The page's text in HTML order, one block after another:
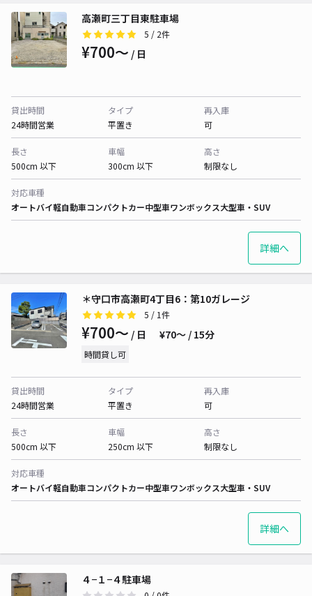
高瀬町三丁目東駐車場
5 / 2件
¥700〜 / 日
貸出時間
24時間営業
タイプ
平置き
再入庫
可
長さ
500cm 以下
車幅
300cm 以下
高さ
制限なし
対応車種
オートバイ軽自動車コンパクトカー中型車ワンボックス大型車・SUV
詳細へ
＊守口市高瀬町4丁目6：第10ガレージ
5 / 1件
¥700〜 / 日 ¥70〜 / 15分
時間貸し可
貸出時間
24時間営業
タイプ
平置き
再入庫
可
長さ
500cm 以下
車幅
250cm 以下
高さ
制限なし
対応車種
オートバイ軽自動車コンパクトカー中型車ワンボックス大型車・SUV
詳細へ
４−１−４駐車場